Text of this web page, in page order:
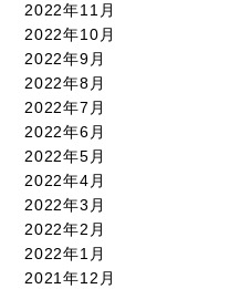
2022年11月
2022年10月
2022年9月
2022年8月
2022年7月
2022年6月
2022年5月
2022年4月
2022年3月
2022年2月
2022年1月
2021年12月